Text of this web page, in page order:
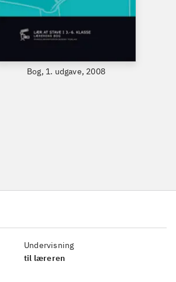
Bog, 1. udgave, 2008
Undervisning
til læreren